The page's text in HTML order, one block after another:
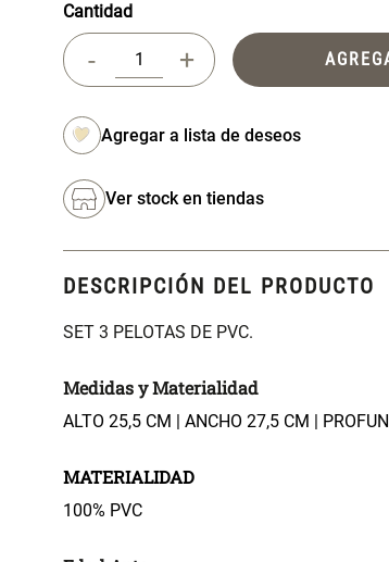
Cantidad
+
-
Ver stock en tiendas
DESCRIPCIÓN DEL PRODUCTO
SET 3 PELOTAS DE PVC.
Medidas y Materialidad
ALTO 25,5 CM | ANCHO 27,5 CM |
MATERIALIDAD
100% PVC